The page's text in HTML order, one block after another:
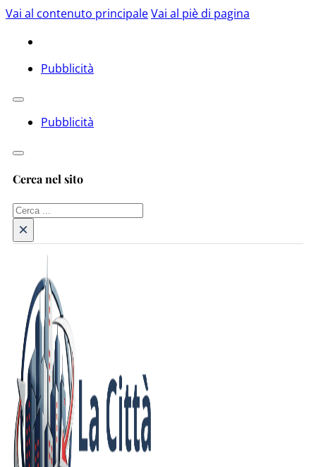
Vai al contenuto principaleVai al piè di pagina
Pubblicità
Pubblicità
Cerca nel sito
Cerca
×